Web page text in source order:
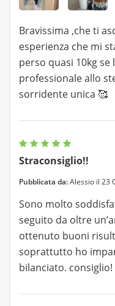
Bravissima ,che ti
esperienza che mi
perso quasi 10kg se
professionale allo
sorridente unica 🥰
Straconsiglio!!
Pubblicata da:Alessio il 23
Sono molto
seguito da oltre
ottenuto buoni
soprattutto ho
bilanciato. consiglio!